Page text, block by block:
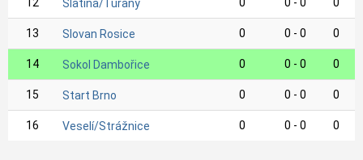
Slatina/Tuřany
13 Slovan Rosice 0 0 - 0 0
14 Sokol Dambořice 0 0 - 0 0
15 Start Brno 0 0 - 0 0
16 Veselí/Strážnice 0 0 - 0 0